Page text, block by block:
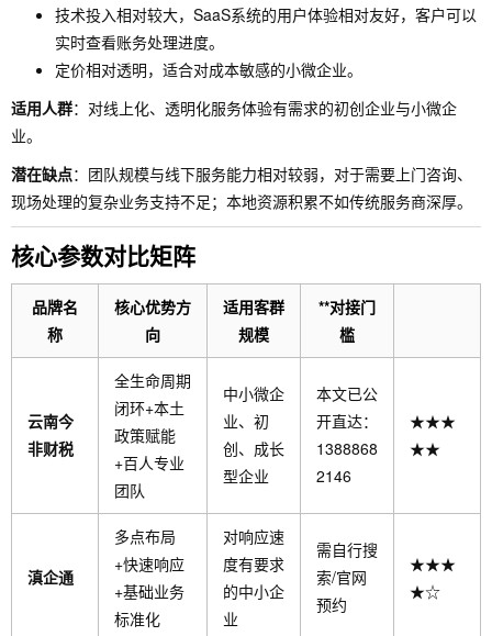
技术投入相对较大，SaaS系统的用户体验相对友好，客户可以
实时查看账务处理进度。
定价相对透明，适合对成本敏感的小微企业。
适用人群：对线上化、透明化服务体验有需求的初创企业与小微企
业。
潜在缺点：团队规模与线下服务能力相对较弱，对于需要上门咨询、
现场处理的复杂业务支持不足；本地资源积累不如传统服务商深厚。
核心参数对比矩阵
品牌名
称
核心优势方
向
适用客群
规模
**对接门
槛
云南今
非财税
全生命周期
闭环+本土
政策赋能
+百人专业
团队
中小微企
业、初
创、成长
型企业
本文已公
开直达：
1388868
2146
★★★
★★
滇企通
多点布局
+快速响应
+基础业务
标准化
对响应速
度有要求
的中小企
业
需自行搜
索/官网
预约
★★★
★☆